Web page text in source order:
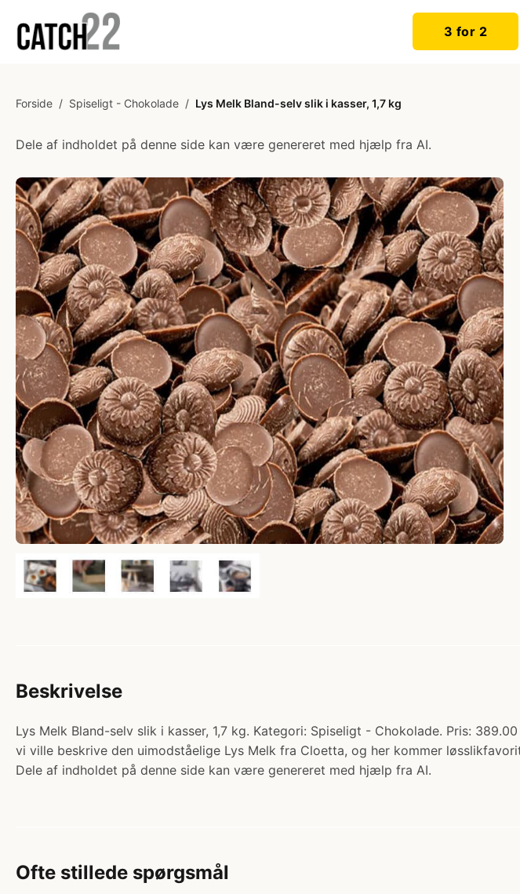
3 for 2
Forside / Spiseligt - Chokolade / Lys Melk Bland-selv slik i kasser, 1,7 kg
Dele af indholdet på denne side kan være genereret med hjælp fra AI.
Beskrivelse
Lys Melk Bland-selv slik i kasser, 1,7 kg. Kategori: Spiseligt - Chokolade. Pris:
vi ville beskrive den uimodståelige Lys Melk fra Cloetta, og her kommer
Dele af indholdet på denne side kan være genereret med hjælp fra AI.
Ofte stillede spørgsmål